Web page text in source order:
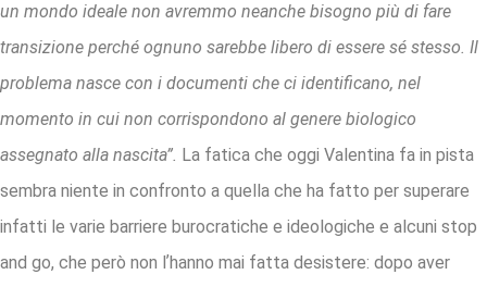
un mondo ideale non avremmo neanche bisogno più di fare
transizione perché ognuno sarebbe libero di essere sé stesso. Il
problema nasce con i documenti che ci identificano, nel
momento in cui non corrispondono al genere biologico
assegnato alla nascita”. La fatica che oggi Valentina fa in pista
sembra niente in confronto a quella che ha fatto per superare
infatti le varie barriere burocratiche e ideologiche e alcuni stop
and go, che però non lʼhanno mai fatta desistere: dopo aver